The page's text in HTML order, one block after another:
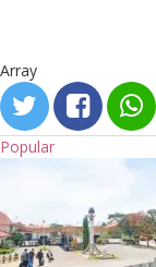
Array
Popular